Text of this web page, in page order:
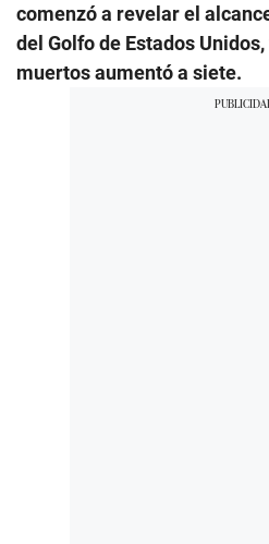
comenzó a revelar el
del Golfo de Estados
muertos aumentó a siete.